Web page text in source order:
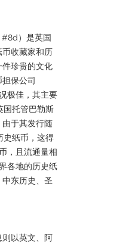
#8d）是英国
收藏家和历
件珍贵的文化
保公司
极佳，其主要
国托管巴勒斯
于其发行随
史纸币，这得
，且流通量相
各地的历史纸
东历史、圣
以英文、阿